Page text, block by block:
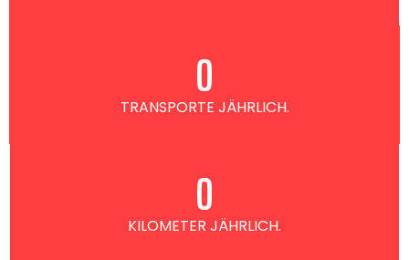
TRANSPORTE JÄHRLICH.
0
KILOMETER JÄHRLICH.
0